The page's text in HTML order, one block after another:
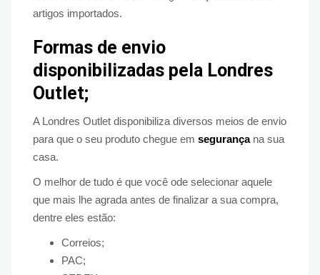
artigos importados.
Formas de envio
disponibilizadas pela Londres
Outlet;
A Londres Outlet disponibiliza diversos meios de envio
para que o seu produto chegue em segurançana sua
casa.
O melhor de tudo é que você ode selecionar aquele
que mais lhe agrada antes de finalizar a sua compra,
dentre eles estão:
Correios;
PAC;